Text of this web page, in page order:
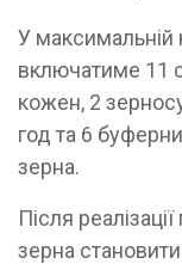
У максимальній
включатиме 11
кожен, 2
год та 6
зерна.
Після
зерна